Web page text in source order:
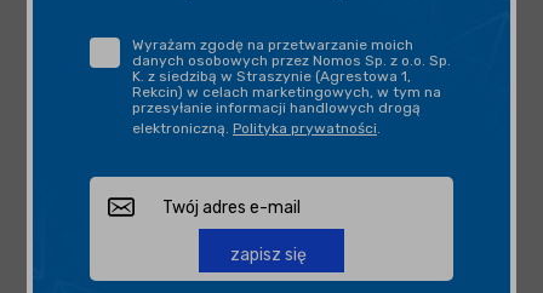
Wyrażam zgodę na przetwarzanie moich
danych osobowych przez Nomos Sp. z o.o. Sp.
K. z siedzibą w Straszynie (Agrestowa 1,
Rekcin) w celach marketingowych, w tym na
przesyłanie informacji handlowych drogą
elektroniczną. Polityka prywatności.
zapisz się